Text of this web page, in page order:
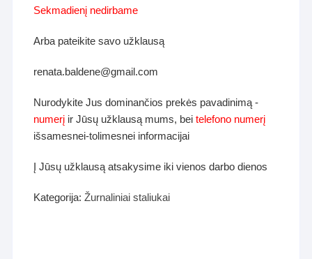
Sekmadienį nedirbame
Arba pateikite savo užklausą
renata.baldene@gmail.com
Nurodykite Jus dominančios prekės pavadinimą -
numerį ir Jūsų užklausą mums, beitelefono numerį
išsamesnei-tolimesnei informacijai
Į Jūsų užklausą atsakysime iki vienos darbo dienos
Kategorija:Žurnaliniai staliukai